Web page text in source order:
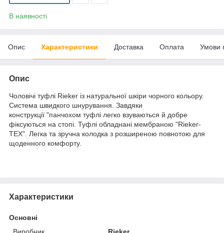
В наявності
Опис Характеристики Доставка Оплата Умови
Опис
Чоловічі туфлі Rieker із натуральної шкіри чорного кольору.
Система швидкого шнурування. Завдяки
конструкції "панчохом туфлі легко взуваються й добре
фіксуються на стопі. Туфлі обладнані мембраною "Rieker-
TEX". Легка та зручна колодка з розширеною повнотою для
щоденного комфорту.
Характеристики
Основні
Виробник
Rieker